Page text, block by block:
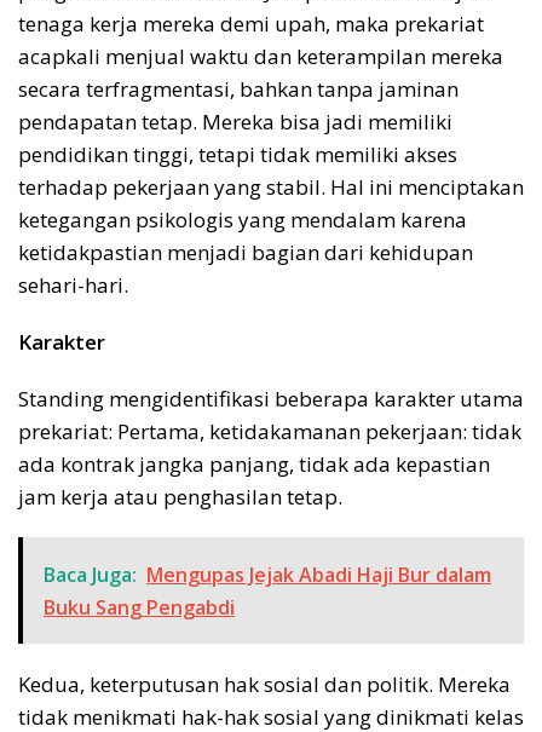
tenaga kerja mereka demi upah, maka prekariat
acapkali menjual waktu dan keterampilan mereka
secara terfragmentasi, bahkan tanpa jaminan
pendapatan tetap. Mereka bisa jadi memiliki
pendidikan tinggi, tetapi tidak memiliki akses
terhadap pekerjaan yang stabil. Hal ini menciptakan
ketegangan psikologis yang mendalam karena
ketidakpastian menjadi bagian dari kehidupan
sehari-hari.
Karakter
Standing mengidentifikasi beberapa karakter utama
prekariat: Pertama, ketidakamanan pekerjaan: tidak
ada kontrak jangka panjang, tidak ada kepastian
jam kerja atau penghasilan tetap.
Baca Juga: Mengupas Jejak Abadi Haji Bur dalam
Buku Sang Pengabdi
Kedua, keterputusan hak sosial dan politik. Mereka
tidak menikmati hak-hak sosial yang dinikmati kelas